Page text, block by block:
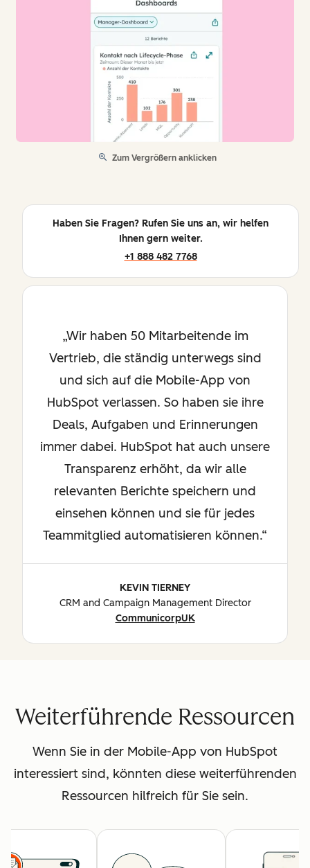
Zum Vergrößern anklicken
Haben Sie Fragen? Rufen Sie uns an, wir helfen
Ihnen gern weiter.
+1 888 482 7768
Wir haben 50 Mitarbeitende im
Vertrieb, die ständig unterwegs sind
und sich auf die Mobile-App von
HubSpot verlassen. So haben sie ihre
Deals, Aufgaben und Erinnerungen
immer dabei. HubSpot hat auch unsere
Transparenz erhöht, da wir alle
relevanten Berichte speichern und
einsehen können und sie für jedes
Teammitglied automatisieren können.
KEVIN TIERNEY
CRM and Campaign Management Director
CommunicorpUK
Weiterführende Ressourcen
Wenn Sie in der Mobile-App von HubSpot
interessiert sind, könnten diese weiterführenden
Ressourcen hilfreich für Sie sein.